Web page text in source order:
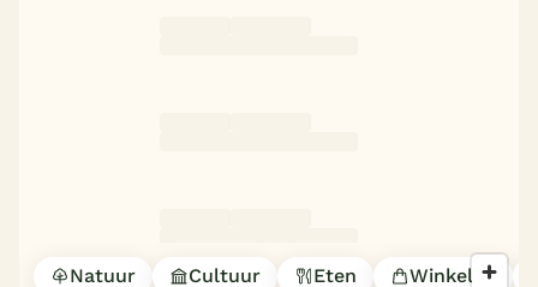
Natuur Cultuur Eten Winkelen